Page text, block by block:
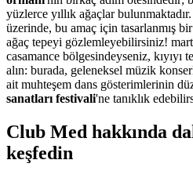
yüzlerce yıllık ağaçlar
üzerinde, bu amaç için tasarlanmış
ağaç tepeyi gözlemleyebilirsiniz! mart
casamance bölgesindeyseniz, kıyıyı
alın: burada, geleneksel müzik
ait muhteşem dans gösterimlerinin
sanatları festivali'ne tanıklık
Club Med hakkında
keşfedin